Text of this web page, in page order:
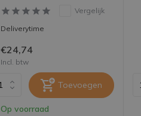
Vergelijk
Deliverytime
€24,74
Incl. btw
Toevoegen
Op voorraad